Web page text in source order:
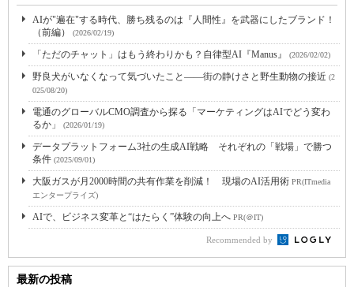
AIが"遍在"する時代、勝ち残るのは『人間性』を武器にしたブランド！
（前編）
(2026/02/19)
「ただのチャット」はもう終わりかも？自律型AI『Manus』 (2026/02/02)
野良犬がいなくなって気づいたこと――街の静けさと野生動物の接近 (2
025/08/20)
電通のグローバルCMO調査から探る「マーケティングはAIでどう変わ
るか」
(2026/01/19)
データプラットフォーム3社の生成AI戦略 それぞれの「戦場」で勝つ
条件 (2025/09/01)
大阪ガスが月2000時間の共有作業を削減！ 現場のAI活用術 PR(ITmedia
エンタープライズ)
AIで、ビジネス変革と“はたらく”体験の向上へ PR(＠IT)
Recommended by
最新の投稿